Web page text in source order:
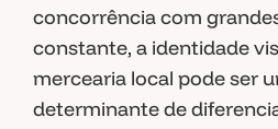
concorrência com
constante, a identidade
mercearia local pode ser
determinante de